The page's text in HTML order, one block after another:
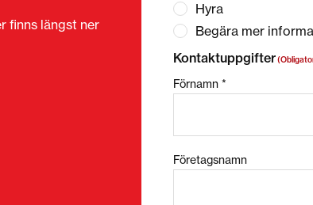
finns längst ner
Hyra
Begära mer
Kontaktuppgifter
Förnamn *
Företagsnamn